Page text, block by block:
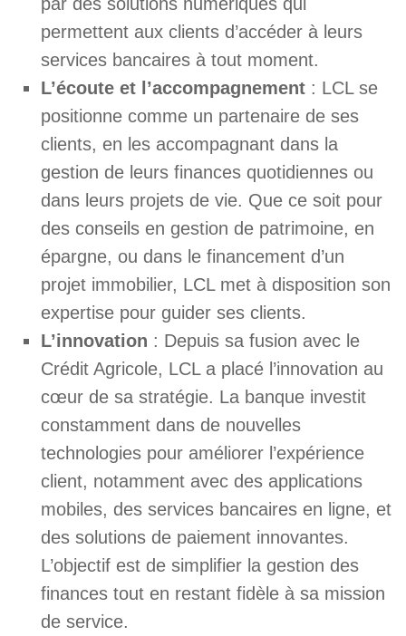
par des solutions numériques qui
permettent aux clients d’accéder à leurs
services bancaires à tout moment.
L’écoute et l’accompagnement : LCL se
positionne comme un partenaire de ses
clients, en les accompagnant dans la
gestion de leurs finances quotidiennes ou
dans leurs projets de vie. Que ce soit pour
des conseils en gestion de patrimoine, en
épargne, ou dans le financement d’un
projet immobilier, LCL met à disposition son
expertise pour guider ses clients.
L’innovation : Depuis sa fusion avec le
Crédit Agricole, LCL a placé l’innovation au
cœur de sa stratégie. La banque investit
constamment dans de nouvelles
technologies pour améliorer l’expérience
client, notamment avec des applications
mobiles, des services bancaires en ligne, et
des solutions de paiement innovantes.
L’objectif est de simplifier la gestion des
finances tout en restant fidèle à sa mission
de service.